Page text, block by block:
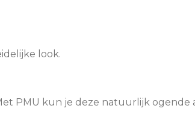
look.
PMU kun je deze natuurlijk ogende